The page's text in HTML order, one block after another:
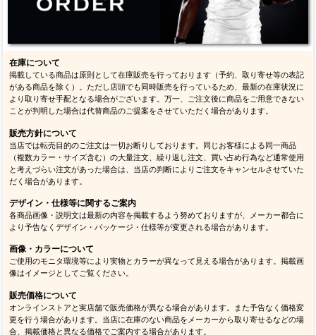
在庫について
掲載している商品は原則として在庫販売を行っております（予約、取り寄せ等の表記
がある商品を除く）。ただし店頭でも同時販売を行っているため、最新の在庫状況に
より取り寄せ手配となる場合がございます。万一、ご注文後に商品をご用意できない
ことが判明した場合は代替商品のご提案をさせていただく場合があります。
販売方針について
当店では転売目的のご注文は一切お断りしております。同じお客様による同一商品
（複数カラー・サイズ含む）の大量注文、繰り返し注文、買い占め行為など通常使用
と考えづらい注文があった場合は、当店の判断によりご注文をキャンセルさせていた
だく場合があります。
デザイン・仕様等に関するご案内
各商品画像・説明文は最新の内容を掲載するよう努めておりますが、メーカー都合に
より予告なくデザイン・パッケージ・仕様等が変更される場合があります。
画像・カラーについて
ご使用のモニタ環境等により実物とカラーが異なって見える場合があります。掲載画
像はイメージとしてご覧ください。
販売価格について
オンラインストアと実店舗で販売価格が異なる場合があります。また予告なく価格変
更を行う場合があります。当店に在庫のない商品をメーカーから取り寄せるなどの場
合、掲載価格と異なる価格でご案内する場合があります。